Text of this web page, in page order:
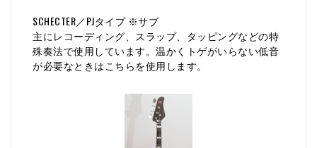
SCHECTER／PJタイプ ※サブ
主にレコーディング、スラップ、タッピングなどの特
殊奏法で使用しています。温かくトゲがいらない低音
が必要なときはこちらを使用します。